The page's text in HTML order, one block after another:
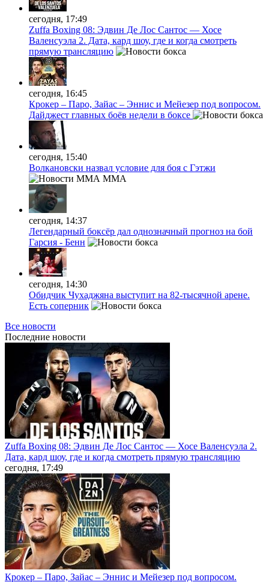
сегодня, 17:49
Zuffa Boxing 08: Эдвин Де Лос Сантос — Хосе
Валенсуэла 2. Дата, кард шоу, где и когда смотреть
прямую трансляцию
сегодня, 16:45
Крокер – Паро, Зайас – Эннис и Мейезер под вопросом.
Дайджест главных боёв недели в боксе
сегодня, 15:40
Волкановски назвал условие для боя с Гэтжи
MMA
сегодня, 14:37
Легендарный боксёр дал однозначный прогноз на бой
Гарсия - Бенн
сегодня, 14:30
Обидчик Чухаджяна выступит на 82-тысячной арене.
Есть соперник
Все новости
Последние новости
Zuffa Boxing 08: Эдвин Де Лос Сантос — Хосе Валенсуэла 2.
Дата, кард шоу, где и когда смотреть прямую трансляцию
сегодня, 17:49
Крокер – Паро, Зайас – Эннис и Мейезер под вопросом.